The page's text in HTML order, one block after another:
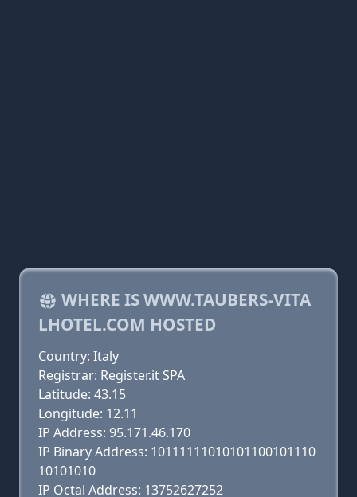
WHERE IS WWW.TAUBERS-VITA
LHOTEL.COM HOSTED
Country: Italy
Registrar: Register.it SPA
Latitude: 43.15
Longitude: 12.11
IP Address: 95.171.46.170
IP Binary Address: 10111111010101100101110
10101010
IP Octal Address: 13752627252